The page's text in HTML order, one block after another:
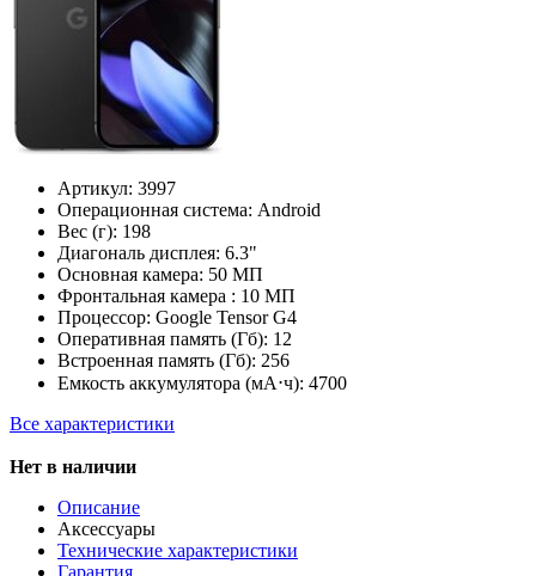
Артикул: 3997
Операционная система: Android
Вес (г): 198
Диагональ дисплея: 6.3"
Основная камера: 50 МП
Фронтальная камера : 10 МП
Процессор: Google Tensor G4
Оперативная память (Гб): 12
Встроенная память (Гб): 256
Емкость аккумулятора (мА⋅ч): 4700
Все характеристики
Нет в наличии
Описание
Аксессуары
Технические характеристики
Гарантия